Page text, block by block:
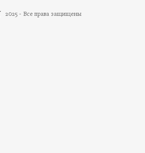
2025 - Все права защищены